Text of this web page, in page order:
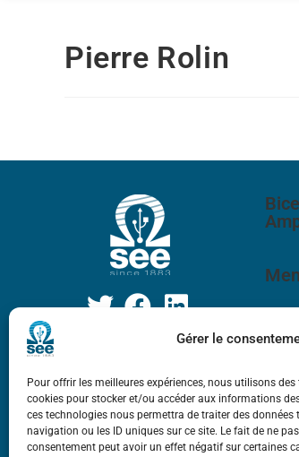
Gérer le
Pour offrir les meilleures expériences, nous utilisons
cookies pour stocker et/ou accéder aux informations
ces technologies nous permettra de traiter des données
navigation ou les ID uniques sur ce site. Le fait de ne
consentement peut avoir un effet négatif sur certaines
Pierre Rolin